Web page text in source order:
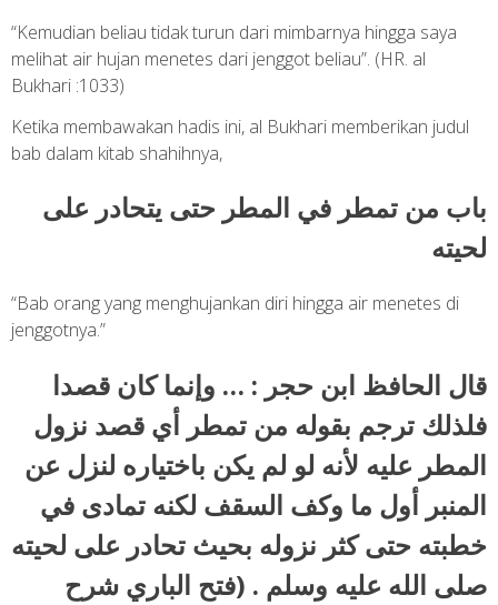
“Kemudian beliau tidak turun dari mimbarnya hingga saya
melihat air hujan menetes dari jenggot beliau”. (HR. al
Bukhari :1033)
Ketika membawakan hadis ini, al Bukhari memberikan judul
bab dalam kitab shahihnya,
باب من تمطر في المطر حتى يتحادر على
لحيته
“Bab orang yang menghujankan diri hingga air menetes di
jenggotnya.”
قال الحافظ ابن حجر : … وإنما كان قصدا
فلذلك ترجم بقوله من تمطر أي قصد نزول
المطر عليه لأنه لو لم يكن باختياره لنزل عن
المنبر أول ما وكف السقف لكنه تمادى في
خطبته حتى كثر نزوله بحيث تحادر على لحيته
صلى الله عليه وسلم . (فتح الباري شرح